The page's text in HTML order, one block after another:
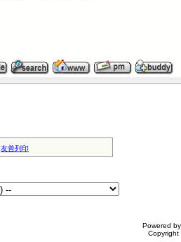
友善列印
Powered